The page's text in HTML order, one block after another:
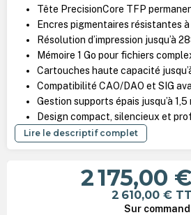
Tête PrecisionCore TFP
Encres pigmentaires résistantes à
Résolution d’impression jusqu’à
Mémoire 1 Go pour fichiers
Cartouches haute capacité
Compatibilité CAO/DAO et SIG
Gestion supports épais jusqu’à 1,5
Design compact, silencieux et
Lire le descriptif complet
2 175,00 €
2 610,00 €
Sur